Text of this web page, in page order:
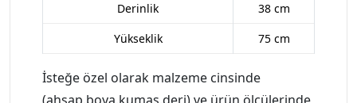
Derinlik
38 cm
Yükseklik
75 cm
İsteğe özel olarak malzeme cinsinde